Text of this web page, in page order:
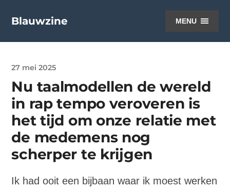
Blauwzine MENU
27 mei 2025
Nu taalmodellen de wereld
in rap tempo veroveren is
het tijd om onze relatie met
de medemens nog
scherper te krijgen
Ik had ooit een bijbaan waar ik moest werken